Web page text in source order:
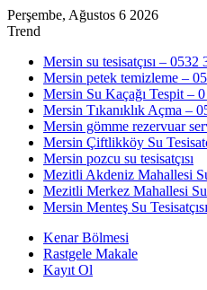
Perşembe, Ağustos 6 2026
Trend
Mersin su tesisatçısı – 0532
Mersin petek temizleme –
Mersin Su Kaçağı Tespit –
Mersin Tıkanıklık Açma –
Mersin gömme rezervuar
Mersin Çiftlikköy Su
Mersin pozcu su tesisatçısı
Mezitli Akdeniz Mahallesi Su
Mezitli Merkez Mahallesi Su
Mersin Menteş Su Tesisatçısı
Kenar Bölmesi
Rastgele Makale
Kayıt Ol